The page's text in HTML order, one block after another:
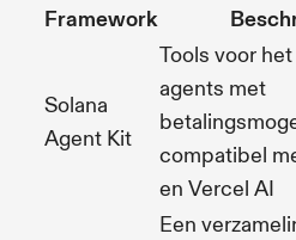
Framework
Solana
Agent Kit
Tools voor
agents met
compatibel
en Vercel AI
Een